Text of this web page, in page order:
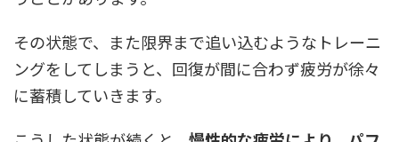
その状態で、また限界まで追い込むようなトレーニ
ングをしてしまうと、回復が間に合わず疲労が徐々
に蓄積していきます。